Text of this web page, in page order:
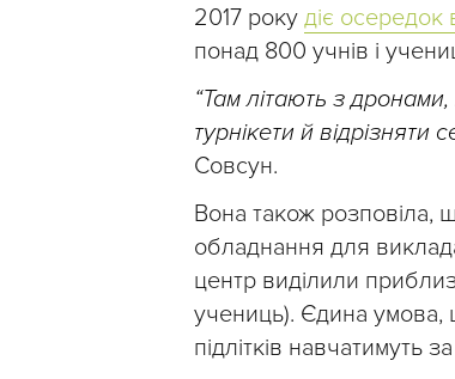
2017 року діє осередок
понад 800 учнів і
“Там літають з
турнікети й відрізняти
Совсун.
Вона також розповіла,
обладнання для
центр виділили
учениць). Єдина
підлітків навчатимуть